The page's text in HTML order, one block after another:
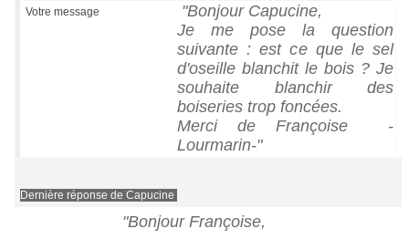
Votre message
"Bonjour Capucine,
Je me pose la question
suivante : est ce que le sel
d'oseille blanchit le bois ? Je
souhaite blanchir des
boiseries trop foncées.
Merci de Françoise -
Lourmarin-"
Dernière réponse de Capucine
"Bonjour Françoise,